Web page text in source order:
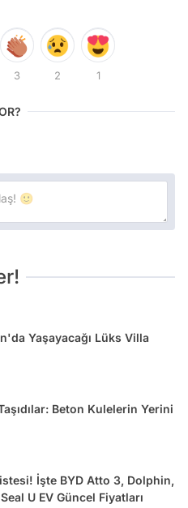
3 2 1
Yaşayacağı Lüks Villa
Beton Kulelerin Yerini
İşte BYD Atto 3, Dolphin,
U EV Güncel Fiyatları